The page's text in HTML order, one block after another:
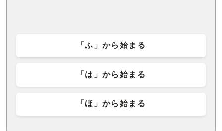
「ふ」から始まる
「は」から始まる
「ほ」から始まる